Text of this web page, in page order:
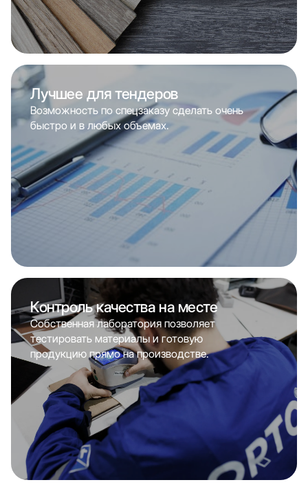
Лучшее для тендеров
Возможность по спецзаказу сделать очень
быстро и в любых объемах.
Контроль качества на месте
Собственная лаборатория позволяет
тестировать материалы и готовую
продукцию прямо на производстве.